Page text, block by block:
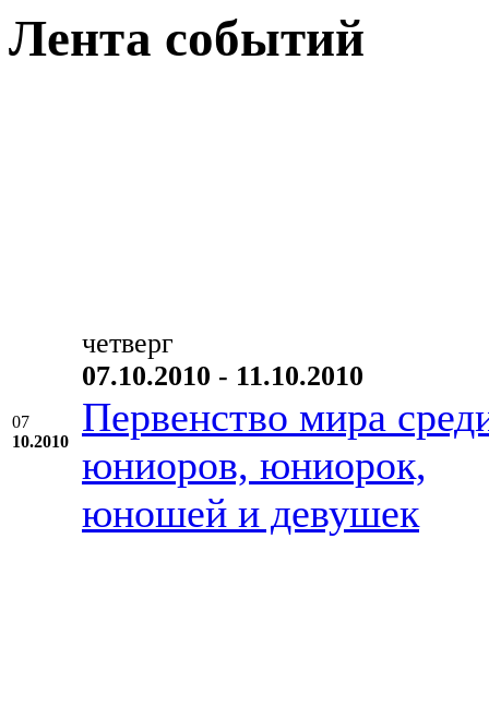
Лента событий
07
10.2010
четверг
07.10.2010 - 11.10.2010
Первенство мира
юниоров, юниорок,
юношей и девушек